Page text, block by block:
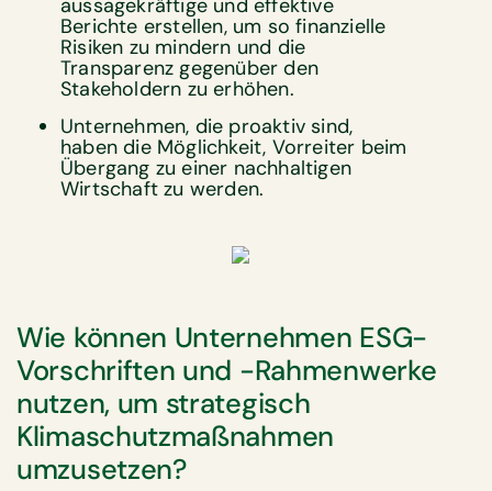
Berichte erstellen, um so finanzielle
Risiken zu mindern und die
Transparenz gegenüber den
Stakeholdern zu erhöhen.
Unternehmen, die proaktiv sind,
haben die Möglichkeit, Vorreiter beim
Übergang zu einer nachhaltigen
Wirtschaft zu werden.
Wie können Unternehmen ESG-
Vorschriften und -Rahmenwerke
nutzen, um strategisch
Klimaschutzmaßnahmen
umzusetzen?